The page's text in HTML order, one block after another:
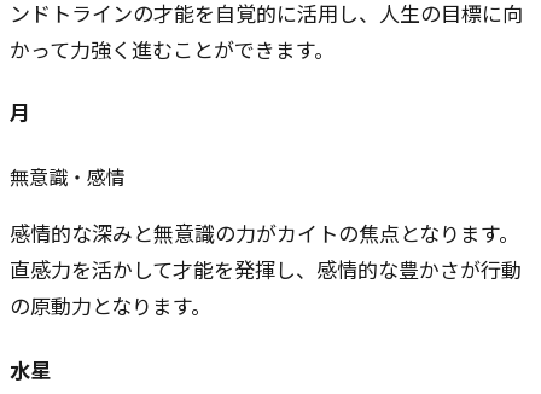
ンドトラインの才能を自覚的に活用し、人生の目標に向
かって力強く進むことができます。
月
無意識・感情
感情的な深みと無意識の力がカイトの焦点となります。
直感力を活かして才能を発揮し、感情的な豊かさが行動
の原動力となります。
水星